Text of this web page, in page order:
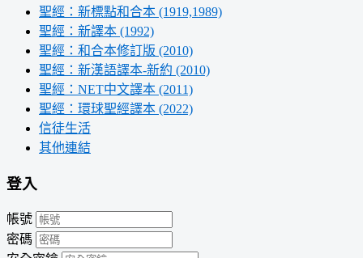
聖經：新標點和合本 (1919,1989)
聖經：新譯本 (1992)
聖經：和合本修訂版 (2010)
聖經：新漢語譯本-新約 (2010)
聖經：NET中文譯本 (2011)
聖經：環球聖經譯本 (2022)
信徒生活
其他連結
登入
帳號
密碼